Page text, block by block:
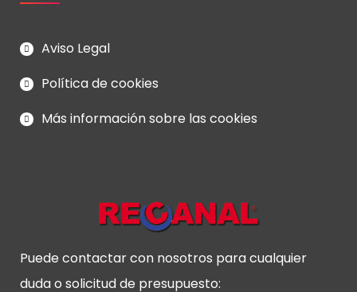
Aviso Legal
Política de cookies
Más información sobre las cookies
Puede contactar con nosotros para cualquier
duda o solicitud de presupuesto: